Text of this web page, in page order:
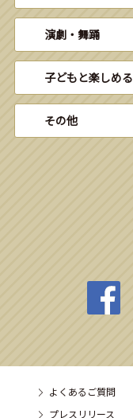
演劇・舞踊
子どもと楽しめる
その他
よくあるご質問
プレスリリース